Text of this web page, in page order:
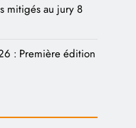
mitigés au jury 8
: Première édition